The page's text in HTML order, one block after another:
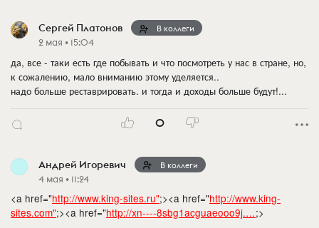
Сергей Платонов В коллеги
2 мая • 15:04
да, все - таки есть где побывать и что посмотреть у нас в стране, но,
к сожалению, мало вниманию этому уделяется..
надо больше реставрировать. и тогда и доходы больше будут!...
0
Андрей Игоревич В коллеги
4 мая • 11:24
<a href="http://www.king-sites.ru";><a href="http://www.king-
sites.com";><a href="http://xn----8sbg1acguaeooo9j.…;>